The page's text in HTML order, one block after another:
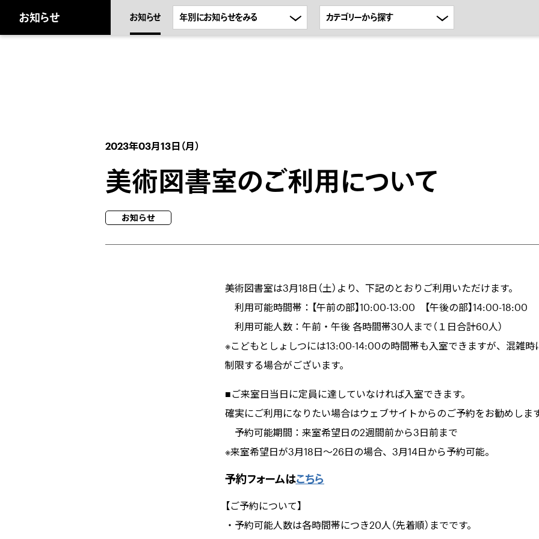
お知らせ お知らせ
2023年03月13日（月）
美術図書室のご利用について
お知らせ
美術図書室は3月18日（土）より、下記のとおりご利用いただけます。
利用可能時間帯：【午前の部】10:00-13:00 【午後の部】14:00-18:00
利用可能人数：午前・午後 各時間帯30人まで（１日合計60人）
※こどもとしょしつには13:00-14:00の時間帯も入室できますが、混雑時
制限する場合がございます。
■ご来室日当日に定員に達していなければ入室できます。
確実にご利用になりたい場合はウェブサイトからのご予約をお勧めします
予約可能期間：来室希望日の2週間前から3日前まで
※来室希望日が3月18日～26日の場合、3月14日から予約可能。
予約フォームはこちら
【ご予約について】
・予約可能人数は各時間帯につき20人（先着順）までです。